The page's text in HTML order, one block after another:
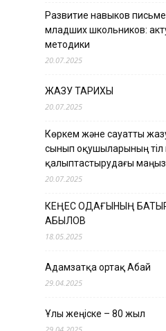
Развитие навыков
младших школьников:
методики
20.07.2025
ЖАЗУ ТАРИХЫ
20.07.2025
Көркем және сауатты
сынып оқушыларының тіл
қалыптастырудағы
20.07.2025
КЕҢЕС ОДАҒЫНЫҢ
ҚАБЫЛОВ
18.05.2025
Адамзатқа ортақ Абай
29.04.2025
Ұлы жеңіске – 80 жыл